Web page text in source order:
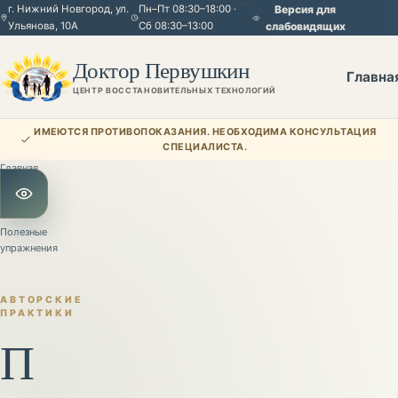
г. Нижний Новгород, ул.
Ульянова, 10А
Пн–Пт 08:30–18:00 ·
Сб 08:30–13:00
Версия для
слабовидящих
Доктор Первушкин
ЦЕНТР ВОССТАНОВИТЕЛЬНЫХ ТЕХНОЛОГИЙ
Открыть настройки для слабовидящих
ИМЕЮТСЯ ПРОТИВОПОКАЗАНИЯ. НЕОБХОДИМА КОНСУЛЬТАЦИЯ
СПЕЦИАЛИСТА.
Главная
Полезное
—
Полезные
упражнения
АВТОРСКИЕ
ПРАКТИКИ
П